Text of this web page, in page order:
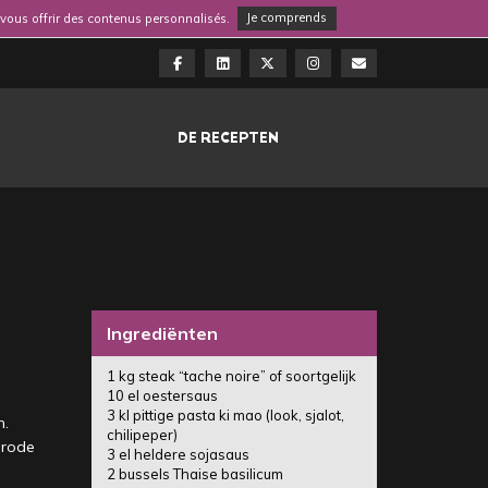
offrir des contenus personnalisés. Je comprends
DE RECEPTEN
Ingrediënten
1 kg steak “tache noire” of soortgelijk
10 el oestersaus
3 kl pittige pasta ki mao (look, sjalot,
chilipeper)
3 el heldere sojasaus
2 bussels Thaise basilicum